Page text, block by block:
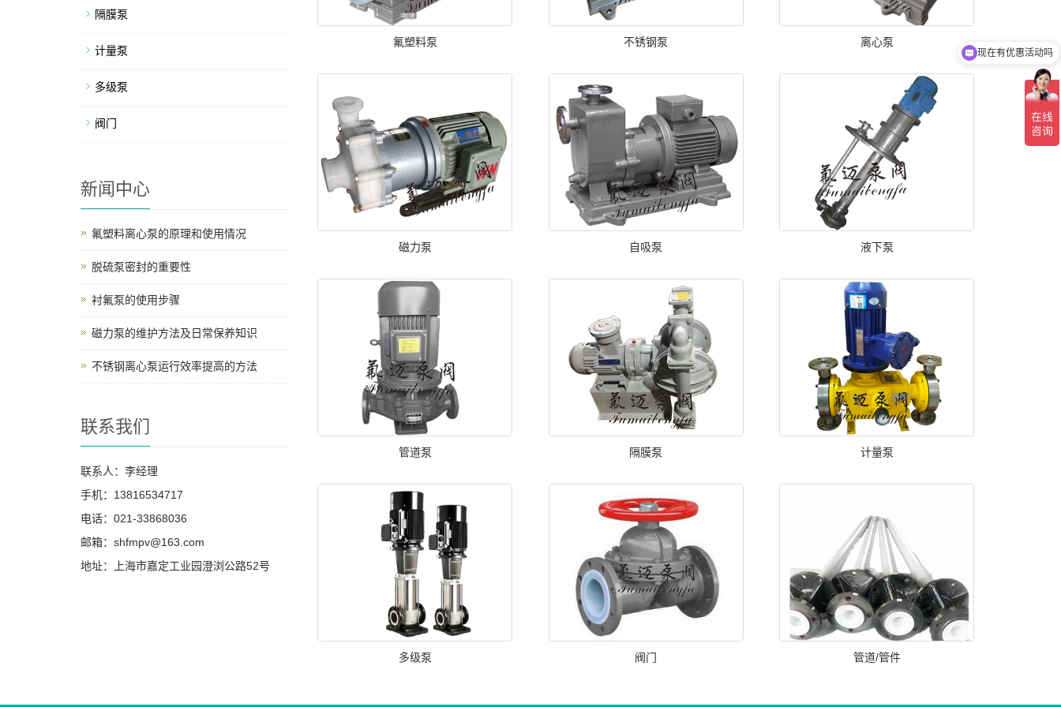
氟塑料泵 不锈钢泵 离心泵
磁力泵 自吸泵 液下泵
管道泵 隔膜泵 计量泵
多级泵 阀门 管道/管件
隔膜泵
计量泵
多级泵
阀门
新闻中心
氟塑料离心泵的原理和使用情况
脱硫泵密封的重要性
衬氟泵的使用步骤
磁力泵的维护方法及日常保养知识
不锈钢离心泵运行效率提高的方法
联系我们
联系人：李经理
手机：13816534717
电话：021-33868036
邮箱：shfmpv@163.com
地址：上海市嘉定工业园澄浏公路52号
现在有优惠活动吗